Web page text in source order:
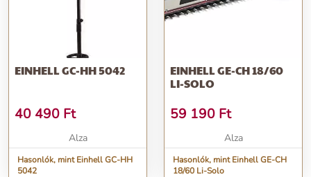
EINHELL GC-HH 5042
40 490 Ft
Alza
Hasonlók, mint Einhell GC-HH
5042
EINHELL GE-CH 18/60
LI-SOLO
59 190 Ft
Alza
Hasonlók, mint Einhell GE-CH
18/60 Li-Solo